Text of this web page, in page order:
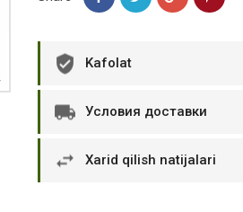
Тимур B.Д.
Вежливый и отзывчивый персонал.
и овощи. Мясо свежее. Очень
Kafolat
Условия доставки
Xarid qilish natijalari